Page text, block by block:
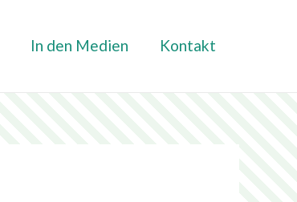
In den Medien Kontakt